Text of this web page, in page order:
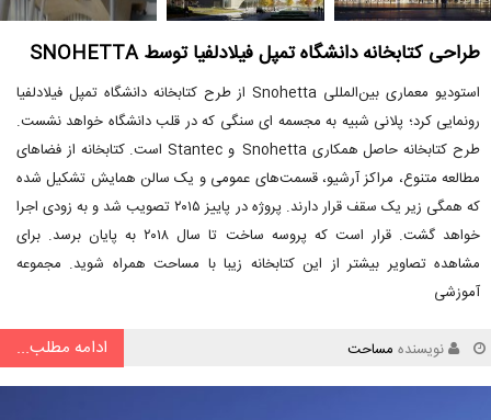
طراحی کتابخانه دانشگاه تمپل فیلادلفیا توسط SNOHETTA
استودیو معماری بین‌المللی Snohetta از طرح کتابخانه دانشگاه تمپل فیلادلفیا
رونمایی کرد؛ پلانی شبیه به مجسمه ای سنگی که در قلب دانشگاه خواهد نشست.
طرح کتابخانه حاصل همکاری Snohetta و Stantec است. کتابخانه از فضاهای
مطالعه متنوع، مراکز آرشیو، قسمت‌های عمومی و یک سالن همایش تشکیل شده
که همگی زیر یک سقف قرار دارند. پروژه در پاییز ۲۰۱۵ تصویب شد و به زودی اجرا
خواهد گشت. قرار است که پروسه ساخت تا سال ۲۰۱۸ به پایان برسد. برای
مشاهده تصاویر بیشتر از این کتابخانه زیبا با مساحت همراه شوید. مجموعه
آموزشی
نویسنده مساحت ادامه مطلب...